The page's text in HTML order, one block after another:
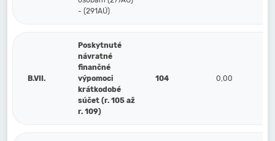
- (291AÚ)
B.VII.
Poskytnuté
návratné
finančné
výpomoci
krátkodobé
súčet (r. 105 až
r. 109)
104 0,00